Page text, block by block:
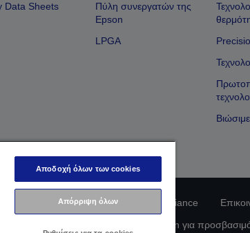
Data Sheets
Πύλη συνεργατών της
Epson
LPGA
Απορρήτου EU Data Act Compliance
Δέσμευση της Epson για
Αποδοχή όλων των cookies
Απόρριψη όλων